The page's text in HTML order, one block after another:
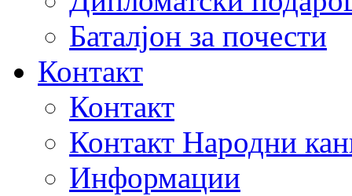
Баталјон за почести
Контакт
Контакт
Контакт Народни
Информации